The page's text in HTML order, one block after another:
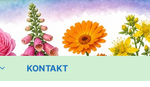
KONTAKT